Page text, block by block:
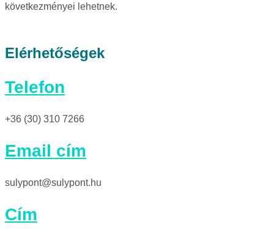
következményei lehetnek.
Elérhetőségek
Telefon
+36 (30) 310 7266
Email cím
sulypont@sulypont.hu
Cím